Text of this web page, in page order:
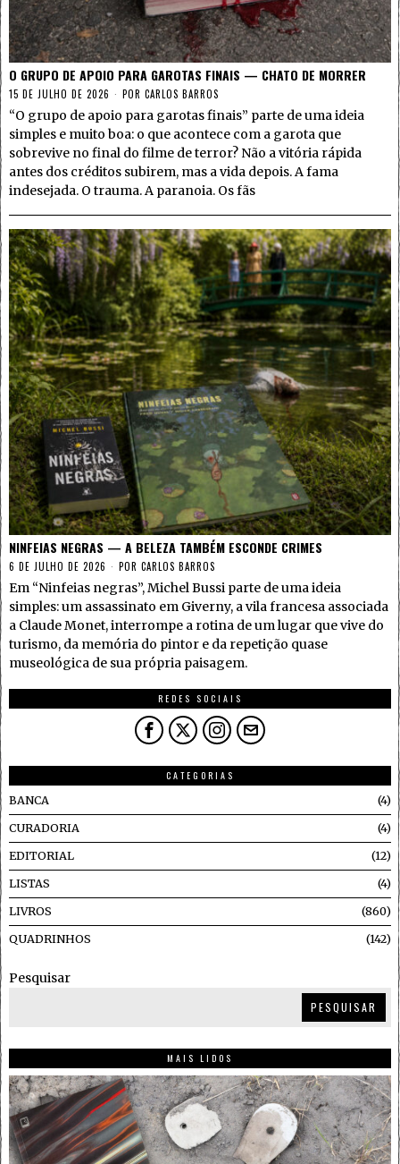
O GRUPO DE APOIO PARA GAROTAS FINAIS — CHATO DE MORRER
15 DE JULHO DE 2026 POR CARLOS BARROS
“O grupo de apoio para garotas finais” parte de uma ideia
simples e muito boa: o que acontece com a garota que
sobrevive no final do filme de terror? Não a vitória rápida
antes dos créditos subirem, mas a vida depois. A fama
indesejada. O trauma. A paranoia. Os fãs
NINFEIAS NEGRAS — A BELEZA TAMBÉM ESCONDE CRIMES
6 DE JULHO DE 2026 POR CARLOS BARROS
Em “Ninfeias negras”, Michel Bussi parte de uma ideia
simples: um assassinato em Giverny, a vila francesa associada
a Claude Monet, interrompe a rotina de um lugar que vive do
turismo, da memória do pintor e da repetição quase
museológica de sua própria paisagem.
REDES SOCIAIS
CATEGORIAS
BANCA
4
CURADORIA 4
EDITORIAL 12
LISTAS 4
LIVROS 860
QUADRINHOS 142
Pesquisar
PESQUISAR
MAIS LIDOS